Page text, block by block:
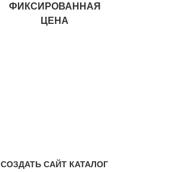
ФИКСИРОВАННАЯ
ЦЕНА
СОЗДАТЬ САЙТ КАТАЛОГ